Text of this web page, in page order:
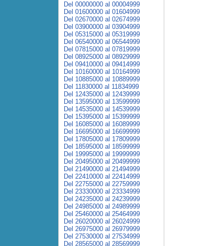
Del 00000000 al 00004999
Del 01600000 al 01604999
Del 02670000 al 02674999
Del 03900000 al 03904999
Del 05315000 al 05319999
Del 06540000 al 06544999
Del 07815000 al 07819999
Del 08925000 al 08929999
Del 09410000 al 09414999
Del 10160000 al 10164999
Del 10885000 al 10889999
Del 11830000 al 11834999
Del 12435000 al 12439999
Del 13595000 al 13599999
Del 14535000 al 14539999
Del 15395000 al 15399999
Del 16085000 al 16089999
Del 16695000 al 16699999
Del 17805000 al 17809999
Del 18595000 al 18599999
Del 19995000 al 19999999
Del 20495000 al 20499999
Del 21490000 al 21494999
Del 22410000 al 22414999
Del 22755000 al 22759999
Del 23330000 al 23334999
Del 24235000 al 24239999
Del 24985000 al 24989999
Del 25460000 al 25464999
Del 26020000 al 26024999
Del 26975000 al 26979999
Del 27530000 al 27534999
Del 28565000 al 28569999